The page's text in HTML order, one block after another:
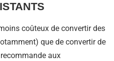
coûteux de convertir des
que de convertir de
aux